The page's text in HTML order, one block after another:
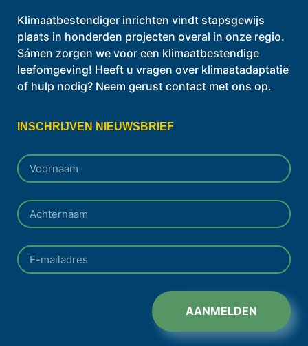
Klimaatbestendiger inrichten vindt stapsgewijs
plaats in honderden projecten overal in onze regio.
Sámen zorgen we voor een klimaatbestendige
leefomgeving! Heeft u vragen over klimaatadaptatie
of hulp nodig? Neem gerust contact met ons op.
INSCHRIJVEN NIEUWSBRIEF
AANMELDEN